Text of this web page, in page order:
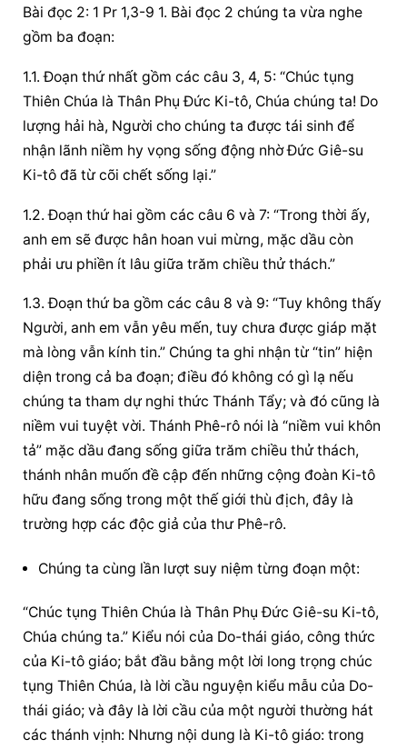
Bài đọc 2: 1 Pr 1,3-9 1. Bài đọc 2 chúng ta vừa nghe
gồm ba đoạn:
1.1. Đoạn thứ nhất gồm các câu 3, 4, 5: “Chúc tụng
Thiên Chúa là Thân Phụ Đức Ki-tô, Chúa chúng ta! Do
lượng hải hà, Người cho chúng ta được tái sinh để
nhận lãnh niềm hy vọng sống động nhờ Đức Giê-su
Ki-tô đã từ cõi chết sống lại.”
1.2. Đoạn thứ hai gồm các câu 6 và 7: “Trong thời ấy,
anh em sẽ được hân hoan vui mừng, mặc dầu còn
phải ưu phiền ít lâu giữa trăm chiều thử thách.”
1.3. Đoạn thứ ba gồm các câu 8 và 9: “Tuy không thấy
Người, anh em vẫn yêu mến, tuy chưa được giáp mặt
mà lòng vẫn kính tin.” Chúng ta ghi nhận từ “tin” hiện
diện trong cả ba đoạn; điều đó không có gì lạ nếu
chúng ta tham dự nghi thức Thánh Tẩy; và đó cũng là
niềm vui tuyệt vời. Thánh Phê-rô nói là “niềm vui khôn
tả” mặc dầu đang sống giữa trăm chiều thử thách,
thánh nhân muốn đề cập đến những cộng đoàn Ki-tô
hữu đang sống trong một thế giới thù địch, đây là
trường hợp các độc giả của thư Phê-rô.
Chúng ta cùng lần lượt suy niệm từng đoạn một:
“Chúc tụng Thiên Chúa là Thân Phụ Đức Giê-su Ki-tô,
Chúa chúng ta.” Kiểu nói của Do-thái giáo, công thức
của Ki-tô giáo; bắt đầu bằng một lời long trọng chúc
tụng Thiên Chúa, là lời cầu nguyện kiểu mẫu của Do-
thái giáo; và đây là lời cầu của một người thường hát
các thánh vịnh: Nhưng nội dung là Ki-tô giáo: trong